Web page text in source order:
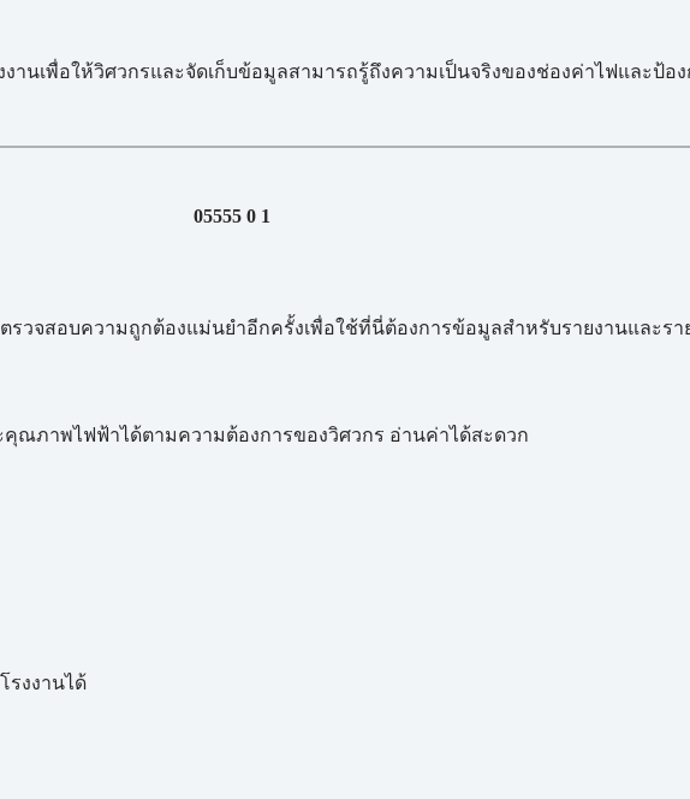
งานเพื่อให้วิศวกรและจัดเก็บข้อมูลสามารถรู้ถึงความเป็นจริงของช่องค่าไฟและ
รวจสอบความถูกต้องแม่นยำอีกครั้งเพื่อใช้ที่นี่ต้องการข้อมูลสำหรับรายงานและร
คุณภาพไฟฟ้าได้ตามความต้องการของวิศวกร อ่านค่าได้สะดวก
รงงานได้